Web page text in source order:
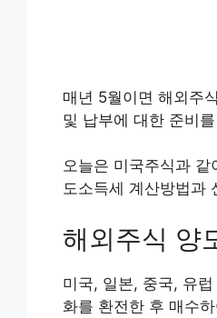
매년 5월이면 해외주
및 납부에 대한 준비
오늘은 미국주식과
도소득세 계산방법과
해외주식 양
미국, 일본, 중국, 유
화를 환전한 후 매수